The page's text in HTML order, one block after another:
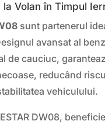
Volan în Timpul
sunt partenerul
avansat al
de cauciuc,
reducând
vehiculului.
DW08,